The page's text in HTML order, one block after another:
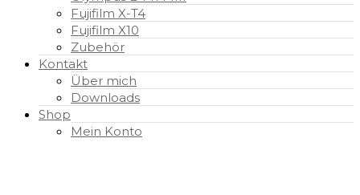
Fujifilm X-T4
Fujifilm X10
Zubehör
Kontakt
Über mich
Downloads
Shop
Mein Konto